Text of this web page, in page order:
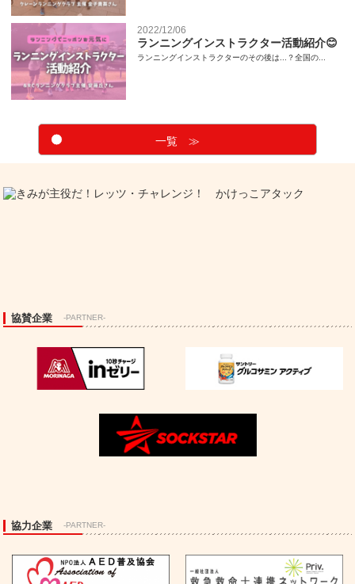
2022/12/06
ランニングインストラクター活動紹介😊
ランニングインストラクターのその後は...？全国の...
一覧 ≫
協賛企業 -PARTNER-
協力企業 -PARTNER-